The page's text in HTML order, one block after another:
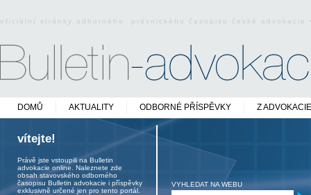
oficiální stránky odborného právnického časopisu české
DOMŮ AKTUALITY ODBORNÉ PŘÍSPĚVKY Z ADVOKACIE
vítejte!
Právě jste vstoupili na Bulletin
advokacie online. Naleznete zde
obsah stavovského odborného
časopisu Bulletin advokacie i příspěvky
exklusivně určené jen pro tento portál.
VYHLEDAT NA WEBU